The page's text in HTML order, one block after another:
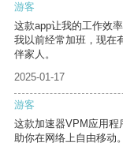
游客
这款app让我的工作效
我以前经常加班，现在
伴家人。
2025-01-17
游客
这款加速器VPM应用程
助你在网络上自由移动。